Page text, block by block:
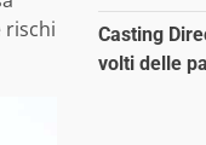
rischi
Casting
volti delle